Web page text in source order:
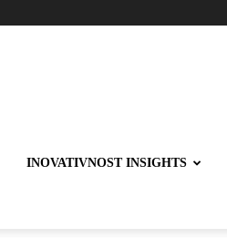
INOVATIVNOST INSIGHTS